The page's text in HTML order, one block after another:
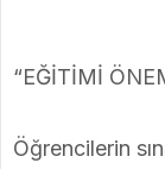
“EĞİTİMİ
Öğrencilerin